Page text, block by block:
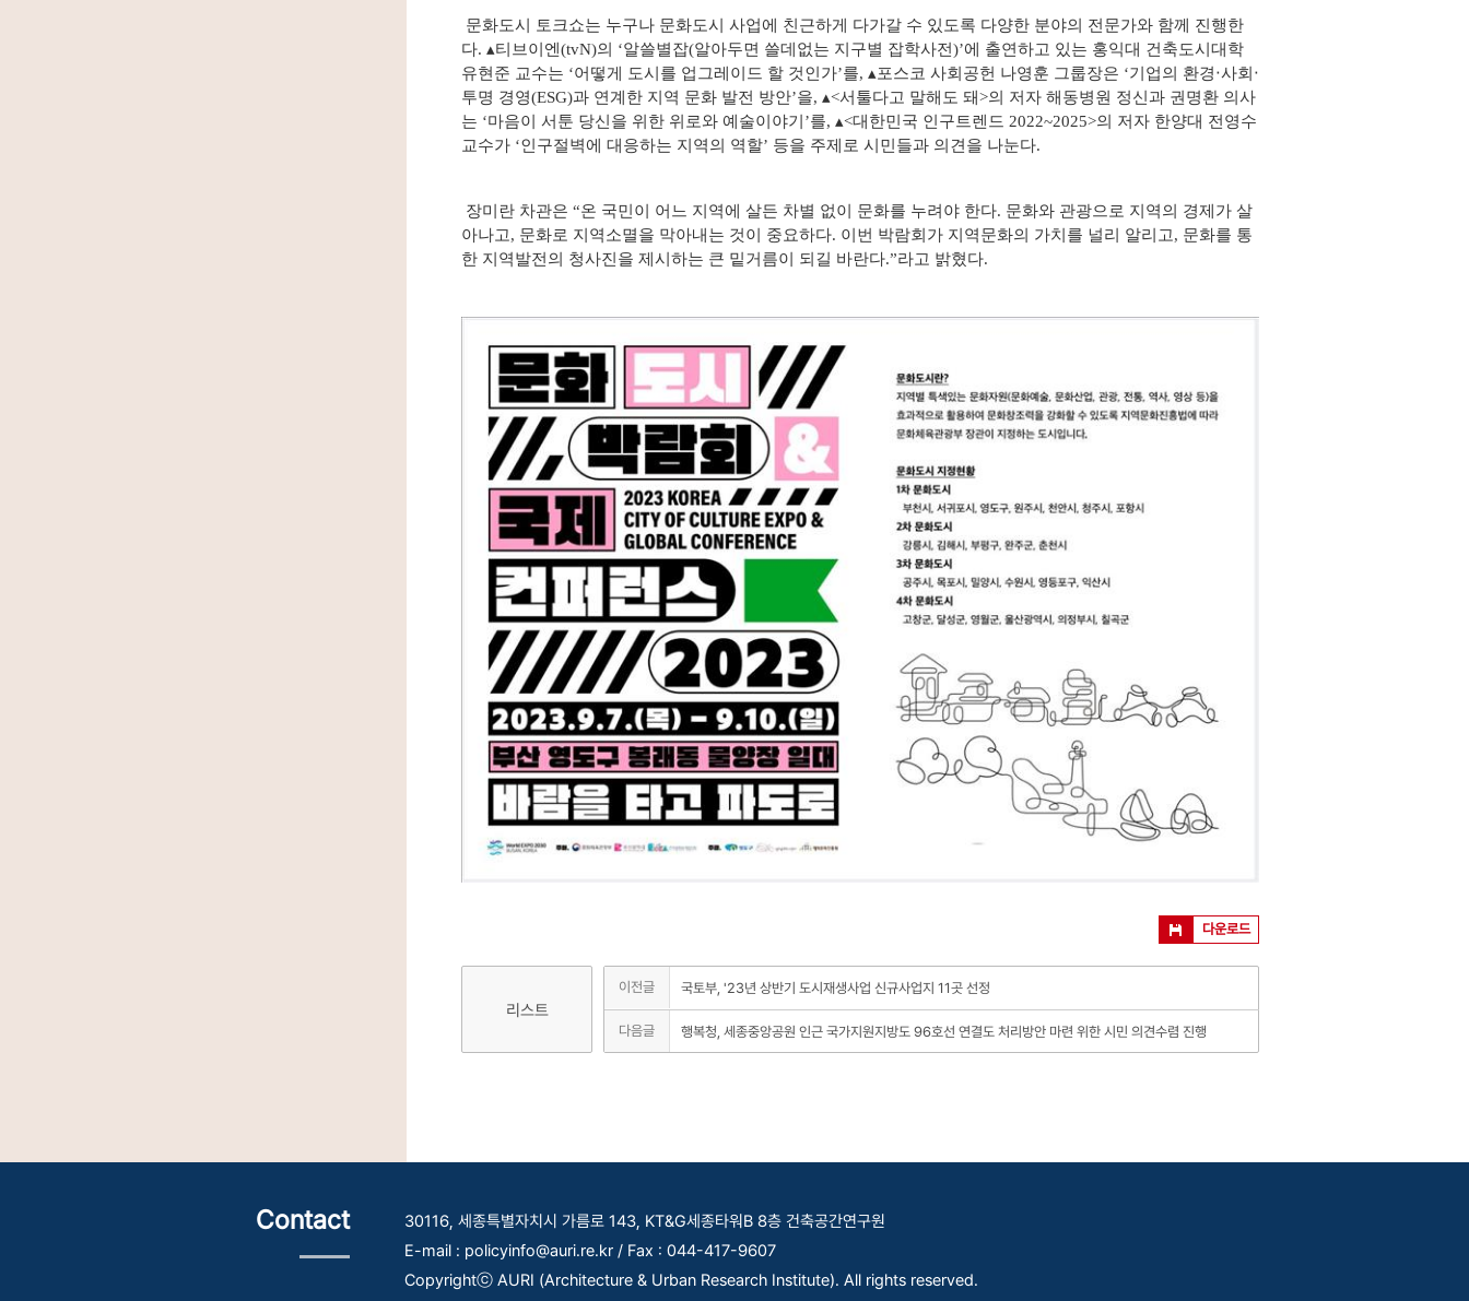
문화도시 토크쇼는 누구나 문화도시 사업에 친근하게 다가갈 수 있도록 다양한 분야의 전문가와 함께 진행한
다. ▴티브이엔(tvN)의 ‘알쓸별잡(알아두면 쓸데없는 지구별 잡학사전)’에 출연하고 있는 홍익대 건축도시대학
유현준 교수는 ‘어떻게 도시를 업그레이드 할 것인가’를, ▴포스코 사회공헌 나영훈 그룹장은 ‘기업의 환경‧사회‧
투명 경영(ESG)과 연계한 지역 문화 발전 방안’을, ▴<서툴다고 말해도 돼>의 저자 해동병원 정신과 권명환 의사
는 ‘마음이 서툰 당신을 위한 위로와 예술이야기’를, ▴<대한민국 인구트렌드 2022~2025>의 저자 한양대 전영수
교수가 ‘인구절벽에 대응하는 지역의 역할’ 등을 주제로 시민들과 의견을 나눈다.
장미란 차관은 “온 국민이 어느 지역에 살든 차별 없이 문화를 누려야 한다. 문화와 관광으로 지역의 경제가 살
아나고, 문화로 지역소멸을 막아내는 것이 중요하다. 이번 박람회가 지역문화의 가치를 널리 알리고, 문화를 통
한 지역발전의 청사진을 제시하는 큰 밑거름이 되길 바란다.”라고 밝혔다.
다운로드
리스트
이전글 국토부, '23년 상반기 도시재생사업 신규사업지 11곳 선정
다음글 행복청, 세종중앙공원 인근 국가지원지방도 96호선 연결도 처리방안 마련 위한 시민 의견수렴 진행
Contact
30116, 세종특별자치시 가름로 143, KT&G세종타워B 8층 건축공간연구원
E-mail : policyinfo@auri.re.kr / Fax : 044-417-9607
Copyrightⓒ AURI (Architecture & Urban Research Institute). All rights reserved.